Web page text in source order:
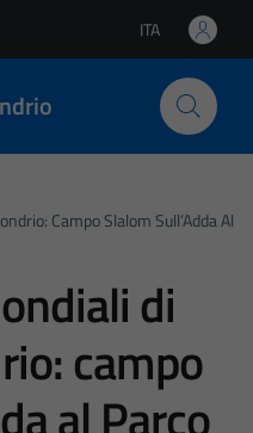
Lingua attiva:
ITA
Campo Slalom Sull’Adda Al
di
campo